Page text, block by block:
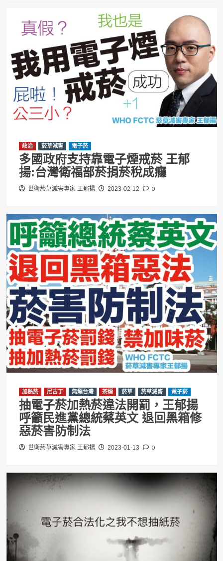
政治 菸草減害 電子菸
多國政府支持靠電子煙戒菸 王郁
揚:台灣衛福部菸捐菸稅成癮
世衛菸草減害專家 王郁揚 2023-02-12 0
加熱菸 尼古丁 無煙台灣 茶煙 菸草 菸草減害 電子菸
抽電子菸加熱菸違法開罰，王郁揚
呼籲民進黨總統蔡英文 退回黑箱修
惡菸害防制法
世衛菸草減害專家 王郁揚 2023-01-13 0